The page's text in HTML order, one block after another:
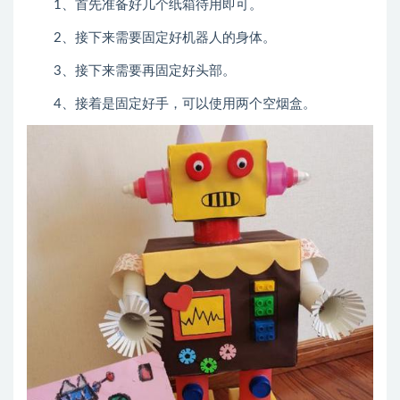
1、首先准备好几个纸箱待用即可。
2、接下来需要固定好机器人的身体。
3、接下来需要再固定好头部。
4、接着是固定好手，可以使用两个空烟盒。